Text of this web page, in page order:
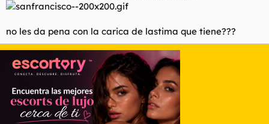
no les da pena con la carica de lastima que tiene???